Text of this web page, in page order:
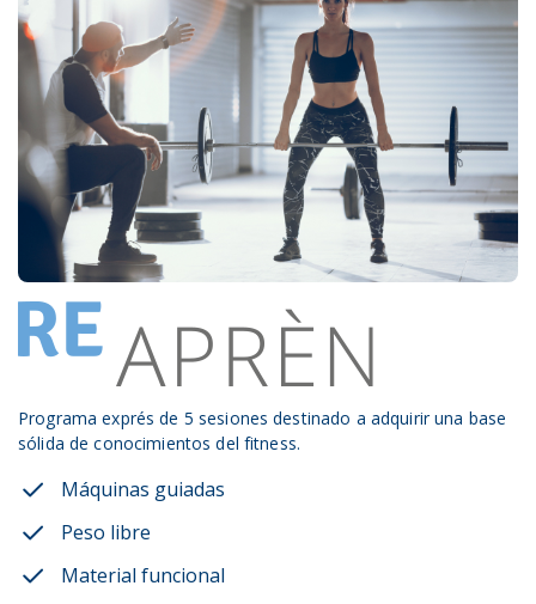
Programa exprés de 5 sesiones destinado a adquirir una base
sólida de conocimientos del fitness.
Máquinas guiadas
Peso libre
Material funcional